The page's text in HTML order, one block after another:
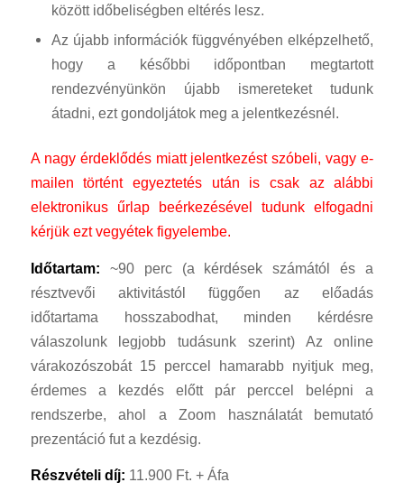
között időbeliségben eltérés lesz.
Az újabb információk függvényében elképzelhető,
hogy a későbbi időpontban megtartott
rendezvényünkön újabb ismereteket tudunk
átadni, ezt gondoljátok meg a jelentkezésnél.
A nagy érdeklődés miatt jelentkezést szóbeli, vagy e-
mailen történt egyeztetés után is csak az alábbi
elektronikus űrlap beérkezésével tudunk elfogadni
kérjük ezt vegyétek figyelembe.
Időtartam: ~90 perc (a kérdések számától és a
résztvevői aktivitástól függően az előadás
időtartama hosszabodhat, minden kérdésre
válaszolunk legjobb tudásunk szerint) Az online
várakozószobát 15 perccel hamarabb nyitjuk meg,
érdemes a kezdés előtt pár perccel belépni a
rendszerbe, ahol a Zoom használatát bemutató
prezentáció fut a kezdésig.
Részvételi díj: 11.900 Ft. + Áfa